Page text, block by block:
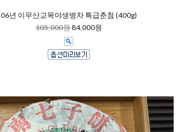
06년 이무산교목야생병차 특급춘첨 (400g)
105,000원84,000원